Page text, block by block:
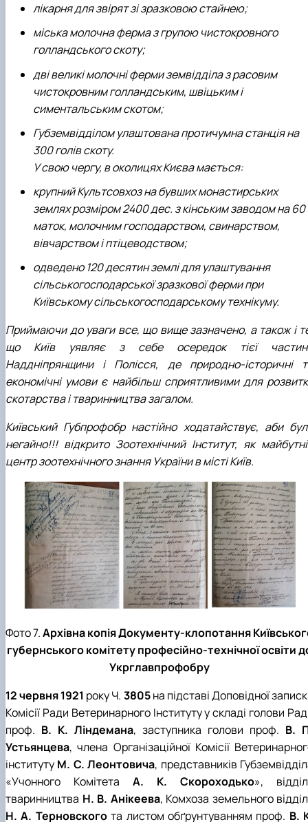
лікарня для звірят зі зразковою стайнею;
міська молочна ферма з групою чистокровного
голландського скоту;
дві великі молочні ферми земвідділа з расовим
чистокровним голландським, швіцьким і
симентальським скотом;
Губземвідділом улаштована протичумна станція на
300 голів скоту.
У свою чергу, в околицях Києва мається:
крупний Культсовхоз на бувших монастирських
землях розміром 2400 дес. з кінським заводом на 60
маток, молочним господарством, свинарством,
вівчарством і птіцеводством;
одведено 120 десятин землі для улаштування
сільськогосподарської зразкової ферми при
Київському сільськогосподарському технікуму.
Приймаючи до уваги все, що вище зазначено, а також і
що Київ уявляє з себе осередок тієї
Наддніпрянщини і Полісся, де природно-історичні
економічні умови є найбільш сприятливими для
скотарства і тваринництва загалом.
Київський Губпрофобр настійно ходатайствує, аби
негайно!!! відкрито Зоотехнічний Інститут, як
центр зоотехнічного знання України в місті Київ.
Фото 7.Архівна копія Документу-клопотання
губернського комітету професійно-технічної освіти
Укрглавпрофобру
12 червня 1921 року Ч. 3805на підставі Доповідної
Комісії Ради Ветеринарного Інституту у складі голови
проф. В. К. Ліндемана, заступника голови проф. В.
Устьянцева, члена Організаційної Комісії
інституту М. С. Леонтовича, представників
«Учонного Комітета А. К. Скороходько»,
тваринництва Н. В. Анікеева, Комхоза земельного
Н. А. Терновскогота листом обґрунтуванням проф. В.